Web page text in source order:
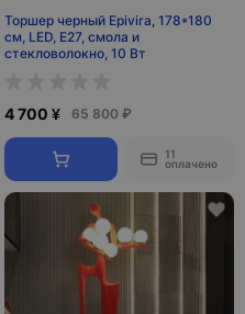
Торшер черный Epivira, 178*180
см, LED, Е27, смола и
стекловолокно, 10 Вт
4 700 ¥ 65 800 ₽
11
оплачено